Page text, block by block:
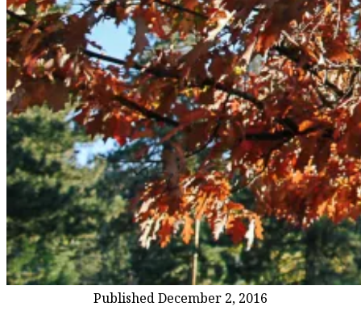
Published December 2, 2016